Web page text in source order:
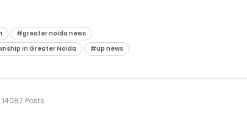
#greater noida news
in Greater Noida
#up news
14087 Posts